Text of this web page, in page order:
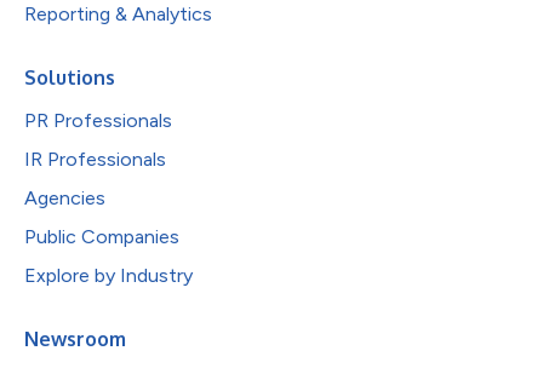
Reporting & Analytics
Solutions
PR Professionals
IR Professionals
Agencies
Public Companies
Explore by Industry
Newsroom